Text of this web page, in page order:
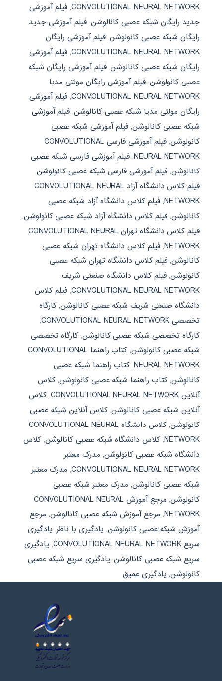
CONVOLUTIONAL NEURAL NETWORK
, فیلم آموزشی
جدید رایگان شبکه عصبی کانالوشن, فیلم آموزشی جدید
رایگان شبکه عصبی کانولوشن, فیلم آموزشی رایگان
CONVOLUTIONAL NEURAL NETWORK
, فیلم آموزشی
رایگان شبکه عصبی کانالوشن, فیلم آموزشی رایگان شبکه
عصبی کانولوشن, فیلم آموزشی رایگان مولتی مدیا
CONVOLUTIONAL NEURAL NETWORK
, فیلم آموزشی
رایگان مولتی مدیا شبکه عصبی کانالوشن, فیلم آموزشی
شبکه عصبی کانالوشن, فیلم آموزشی شبکه عصبی
کانولوشن,
فیلم آموزشی فارسی CONVOLUTIONAL
NEURAL NETWORK
, فیلم آموزشی فارسی شبکه عصبی
کانالوشن, فیلم آموزشی فارسی شبکه عصبی کانولوشن,
فیلم کلاس دانشگاه آزاد CONVOLUTIONAL NEURAL
NETWORK
, فیلم کلاس دانشگاه آزاد شبکه عصبی
کانالوشن, فیلم کلاس دانشگاه آزاد شبکه عصبی کانولوشن,
فیلم کلاس دانشگاه تهران CONVOLUTIONAL NEURAL
NETWORK
, فیلم کلاس دانشگاه تهران شبکه عصبی
کانالوشن, فیلم کلاس دانشگاه تهران شبکه عصبی
کانولوشن, فیلم کلاس دانشگاه صنعتی شریف
CONVOLUTIONAL NEURAL NETWORK
, فیلم کلاس
دانشگاه صنعتی شریف شبکه عصبی کانالوشن, کارگاه
تخصصی CONVOLUTIONAL NEURAL NETWORK
,
کارگاه تخصصی شبکه عصبی کانالوشن, کارگاه تخصصی
شبکه عصبی کانولوشن,
کتاب راهنما CONVOLUTIONAL
NEURAL NETWORK
, کتاب راهنما شبکه عصبی
کانالوشن, کتاب راهنما شبکه عصبی کانولوشن, کلاس
آنلاین CONVOLUTIONAL NEURAL NETWORK
, کلاس
آنلاین شبکه عصبی کانالوشن, کلاس آنلاین شبکه عصبی
کانولوشن,
کلاس دانشگاه CONVOLUTIONAL NEURAL
NETWORK
, کلاس دانشگاه شبکه عصبی کانالوشن, کلاس
دانشگاه شبکه عصبی کانولوشن, مدرک معتبر
CONVOLUTIONAL NEURAL NETWORK
, مدرک معتبر
شبکه عصبی کانالوشن, مدرک معتبر شبکه عصبی
کانولوشن,
مرجع آموزش CONVOLUTIONAL NEURAL
NETWORK
, مرجع آموزش شبکه عصبی کانالوشن, مرجع
آموزش شبکه عصبی کانولوشن, یادگیری با ناظر, یادگیری
سریع CONVOLUTIONAL NEURAL NETWORK
, یادگیری
سریع شبکه عصبی کانالوشن, یادگیری سریع شبکه عصبی
کانولوشن, یادگیری عمیق